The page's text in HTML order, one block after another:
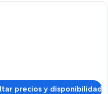
Un dormitorio con cama, escritorio,
precios y disponibilidad